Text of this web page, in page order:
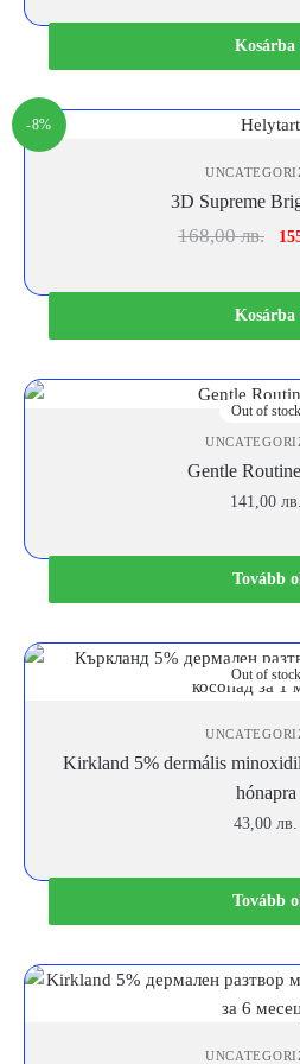
Kosárba
-8%
3D Supreme
168,00лв.
Kosárba
Out of stock
Gentle
141,00 лв.
Tovább
Out of stock
Kirkland 5% dermális
hónapra
43,00 лв.
Tovább